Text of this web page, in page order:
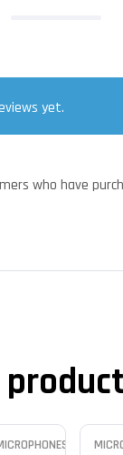
yet.
who have